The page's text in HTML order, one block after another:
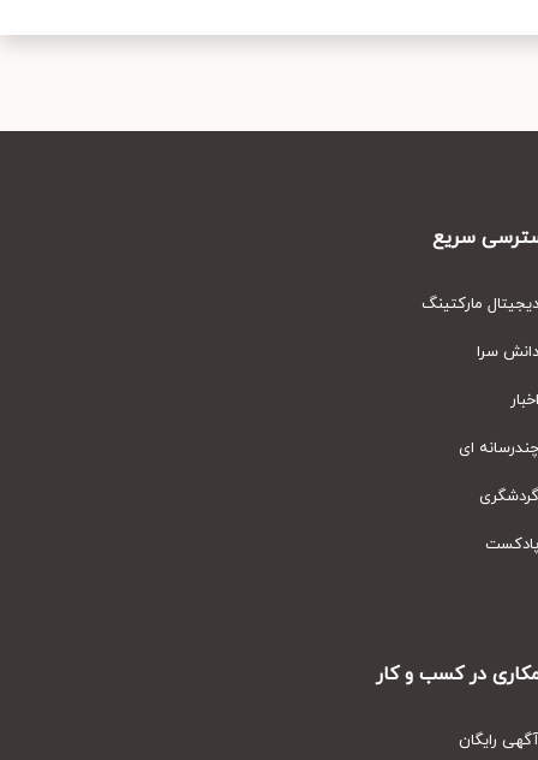
سریع
مارکتینگ
سرا
ای
در کسب و کار
رایگان